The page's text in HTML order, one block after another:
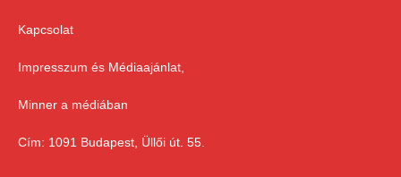
Kapcsolat
Impresszum és Médiaajánlat,
Minner a médiában
Cím: 1091 Budapest, Üllői út. 55.